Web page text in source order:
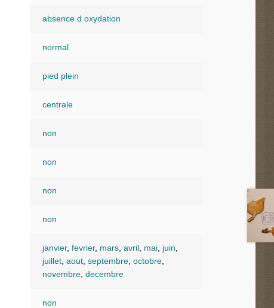
absence d oxydation
normal
pied plein
centrale
non
non
non
non
janvier, fevrier, mars, avril, mai, juin
juillet, aout, septembre, octobre,
novembre, decembre
non